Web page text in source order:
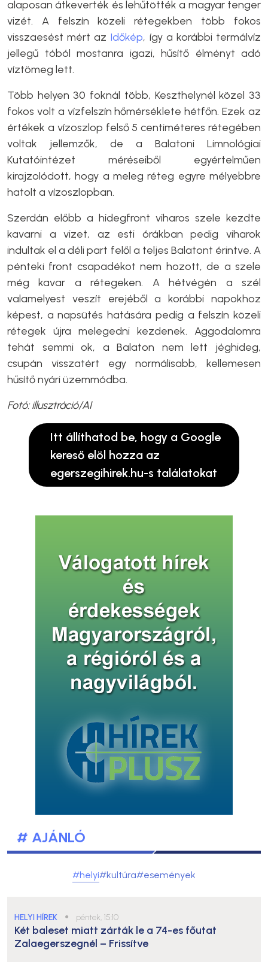
alaposan átkeverték és lehűtötték a magyar tenger
vizét. A felszín közeli rétegekben több fokos
visszaesést mért az Időkép, így a korábbi termálvíz
jellegű tóból mostanra igazi, hűsítő élményt adó
víztömeg lett.
Több helyen 30 foknál több, Keszthelynél közel 33
fokos volt a vízfelszín hőmérséklete hétfőn. Ezek az
értékek a vízoszlop felső 5 centiméteres rétegében
voltak jellemzők, de a Balatoni Limnológiai
Kutatóintézet méréseiből egyértelműen
kirajzolódott, hogy a meleg réteg egyre mélyebbre
hatolt a vízoszlopban.
Szerdán előbb a hidegfront viharos szele kezdte
kavarni a vizet, az esti órákban pedig viharok
indultak el a déli part felől a teljes Balatont érintve. A
pénteki front csapadékot nem hozott, de a szele
még kavar a rétegeken. A hétvégén a szél
valamelyest veszít erejéből a korábbi napokhoz
képest, a napsütés hatására pedig a felszín közeli
rétegek újra melegedni kezdenek. Aggodalomra
tehát semmi ok, a Balaton nem lett jéghideg,
csupán visszatért egy normálisabb, kellemesen
hűsítő nyári üzemmódba.
Fotó: illusztráció/AI
Itt állíthatod be, hogy a Google
kereső elöl hozza az
egerszegihirek.hu-s találatokat
# AJÁNLÓ
#helyi#kultúra#események
HELYI HÍREK ● péntek, 15:10
Két baleset miatt zárták le a 74-es főutat
Zalaegerszegnél – Frissítve